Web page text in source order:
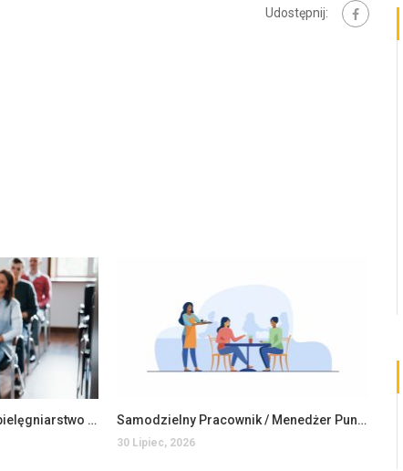
Udostępnij:
Wykładowca na kierunku pielęgniarstwo na WSIiZ (K/M) Samodzielny Pracownik / Menedżer Punktu Bistro Auchan Jarosław
30 Lipiec, 2026